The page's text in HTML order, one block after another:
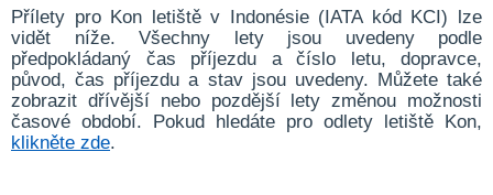
Přílety pro Kon letiště v Indonésie (IATA kód KCI) lze
vidět níže. Všechny lety jsou uvedeny podle
předpokládaný čas příjezdu a číslo letu, dopravce,
původ, čas příjezdu a stav jsou uvedeny. Můžete také
zobrazit dřívější nebo pozdější lety změnou možnosti
časové období. Pokud hledáte pro odlety letiště Kon,
klikněte zde.